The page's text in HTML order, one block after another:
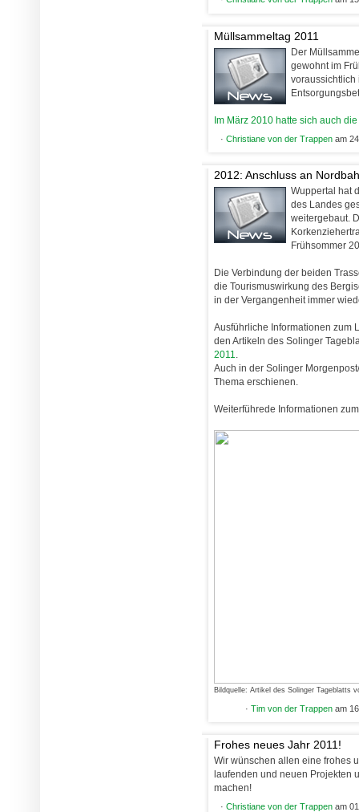
Müllsammeltag 2011
Der
gewohnt im
voraussichtlich
Im März 2010 hatte sich auch
· Christiane von der Trappen am
2012: Anschluss an
Wuppertal hat
des Landes
weitergebaut.
Frühsommer
Die Verbindung der beiden
die Tourismuswirkung des
in der Vergangenheit immer
Ausführliche Informationen zum
den Artikeln des Solinger
2011.
Auch in der Solinger
Thema erschienen.
Weiterführede Informationen
Bildquelle: Artikel des Solinger Tageblatts
· Tim von der Trappen am
Frohes neues Jahr 2011!
Wir wünschen allen eine frohes
laufenden und neuen Projekten
machen!
· Christiane von der Trappen am